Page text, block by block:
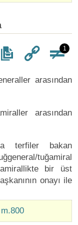
1
arasından
arasından
terfiler bakan
tuğamiral
bir üst
onayı ile